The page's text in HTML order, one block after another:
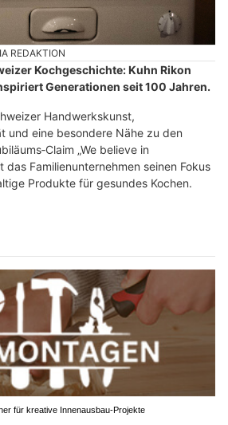
REDAKTION
Kochgeschichte: Kuhn Rikon
Generationen seit 100 Jahren.
Handwerkskunst,
und eine besondere Nähe zu den
„We believe in
das Familienunternehmen seinen Fokus
Produkte für gesundes Kochen.
für kreative Innenausbau-Projekte